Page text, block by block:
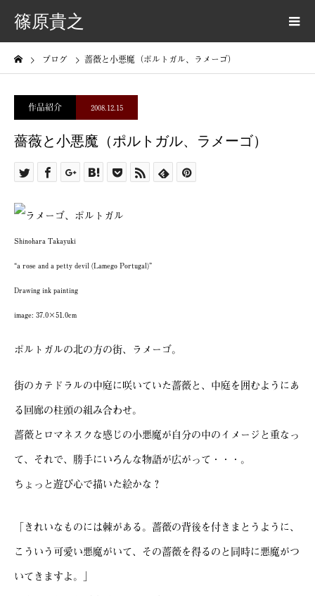
篠原貴之
ブログ 薔薇と小悪魔（ポルトガル、ラメーゴ）
作品紹介 2008.12.15
薔薇と小悪魔（ポルトガル、ラメーゴ）
Shinohara Takayuki
“a rose and a petty devil (Lamego Portugal)”
Drawing ink painting
image: 37.0×51.0cm
ポルトガルの北の方の街、ラメーゴ。
街のカテドラルの中庭に咲いていた薔薇と、中庭を囲むようにあ
る回廊の柱頭の組み合わせ。
薔薇とロマネスクな感じの小悪魔が自分の中のイメージと重なっ
て、それで、勝手にいろんな物語が広がって・・・。
ちょっと遊び心で描いた絵かな？
「きれいなものには棘がある。薔薇の背後を付きまとうように、
こういう可愛い悪魔がいて、その薔薇を得るのと同時に悪魔がつ
いてきますよ。」